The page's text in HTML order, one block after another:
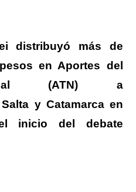
distribuyó más de
en Aportes del
(ATN) a
y Catamarca en
inicio del debate